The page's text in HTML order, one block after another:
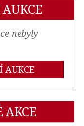
AUKCE
nebyly
AUKCE
AKCE